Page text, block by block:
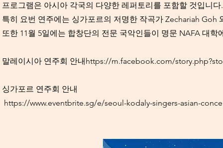
프로그램은 아시아 각국의 다양한 레퍼토리를 포함할 것입니다.
특히 요번 연주에는 싱가포르의 저명한 작곡가 Zechariah
또한 11월 5일에는 합창단의 전문 국악인들이 명문 NAFA 대
말레이시아 연주회 안내https://m.facebook.com/
싱가포르 연주회 안내
https://www.eventbrite.sg/e/seoul-kodaly-singers-asian-